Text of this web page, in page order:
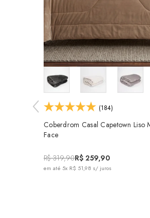
(184)
Coberdrom Casal Capetown Liso
Face
R$ 319,90R$ 259,90
em até 5x R$ 51,98 s/ juros